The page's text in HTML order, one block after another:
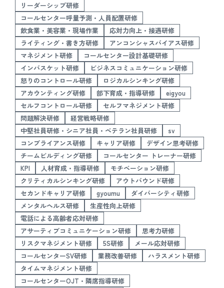
リーダーシップ研修
コールセンター呼量予測・人員配置研修
飲食業・美容業・現場作業
応対力向上・接遇研修
ライティング・書き方研修
アンコンシャスバイアス研修
マネジメント研修
コールセンター設計基礎研修
インバスケット研修
ビジネスコミュニケーション研修
怒りのコントロール研修
ロジカルシンキング研修
アカウンティング研修
部下育成・指導研修
eigyou
セルフコントロール研修
セルフマネジメント研修
問題解決研修
経営戦略研修
中堅社員研修・シニア社員・ベテラン社員研修
sv
コンプライアンス研修
キャリア研修
デザイン思考研修
チームビルディング研修
コールセンター トレーナー研修
KPI
人材育成・指導研修
モチベーション研修
クリティカルシンキング研修
アウトバウンド研修
セカンドキャリア研修
gyoumu
ダイバーシティ研修
メンタルヘルス研修
生産性向上研修
電話による高齢者応対研修
アサーティブコミュニケーション研修
思考力研修
リスクマネジメント研修
5S研修
メール応対研修
コールセンターSV研修
業務改善研修
ハラスメント研修
タイムマネジメント研修
コールセンターOJT・隣席指導研修